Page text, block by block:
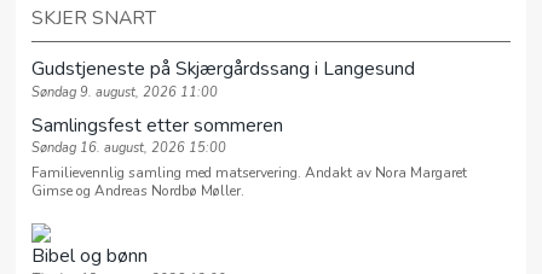
SKJER SNART
Gudstjeneste på Skjærgårdssang i Langesund
Søndag 9. august, 2026 11:00
Samlingsfest etter sommeren
Søndag 16. august, 2026 15:00
Familievennlig samling med matservering. Andakt av Nora Margaret
Gimse og Andreas Nordbø Møller.
Bibel og bønn